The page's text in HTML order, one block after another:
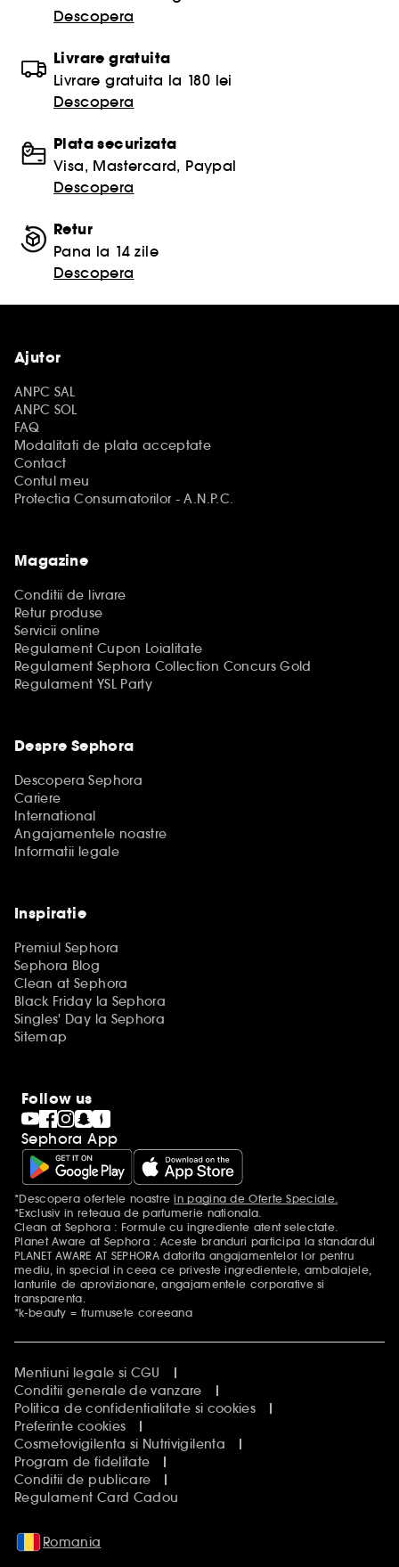
Descopera
Livrare gratuita
Livrare gratuita la 180 lei
Descopera
Plata securizata
Visa, Mastercard, Paypal
Descopera
Retur
Pana la 14 zile
Descopera
Ajutor
ANPC SAL
ANPC SOL
FAQ
Modalitati de plata acceptate
Contact
Contul meu
Protectia Consumatorilor - A.N.P.C.
Magazine
Conditii de livrare
Retur produse
Servicii online
Regulament Cupon Loialitate
Regulament Sephora Collection Concurs Gold
Regulament YSL Party
Despre Sephora
Descopera Sephora
Cariere
International
Angajamentele noastre
Informatii legale
Inspiratie
Premiul Sephora
Sephora Blog
Clean at Sephora
Black Friday la Sephora
Singles' Day la Sephora
Sitemap
Follow us
Sephora App
Mentiuni aditionale
*Descopera ofertele noastrein pagina de Oferte Speciale.
*Exclusiv in reteaua de parfumerie nationala.
Clean at Sephora : Formule cu ingrediente atent selectate.
Planet Aware at Sephora : Aceste branduri participa la standardul
PLANET AWARE AT SEPHORA datorita angajamentelor lor pentru
mediu, in special in ceea ce priveste ingredientele, ambalajele,
lanturile de aprovizionare, angajamentele corporative si
transparenta.
*k-beauty = frumusete coreeana
Mentiuni legale si CGU
Conditii generale de vanzare
Politica de confidentialitate si cookies
Preferinte cookies
Cosmetovigilenta si Nutrivigilenta
Program de fidelitate
Conditii de publicare
Regulament Card Cadou
Romania